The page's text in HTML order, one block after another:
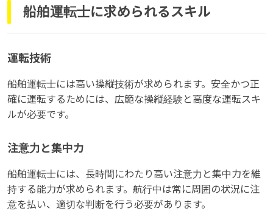
船舶運転士に求められるスキル
運転技術
船舶運転士には高い操縦技術が求められます。安全かつ正
確に運転するためには、広範な操縦経験と高度な運転スキ
ルが必要です。
注意力と集中力
船舶運転士には、長時間にわたり高い注意力と集中力を維
持する能力が求められます。航行中は常に周囲の状況に注
意を払い、適切な判断を行う必要があります。